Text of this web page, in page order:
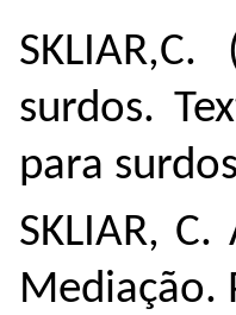
surdos.
para
SKLIAR,
Mediação.